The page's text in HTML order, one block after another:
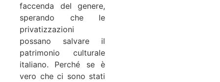
faccenda del genere,
sperando che le
privatizzazioni
possano salvare il
patrimonio culturale
italiano. Perché se è
vero che ci sono stati